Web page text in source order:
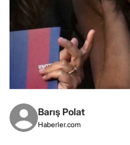
Barış Polat
Haberler.com